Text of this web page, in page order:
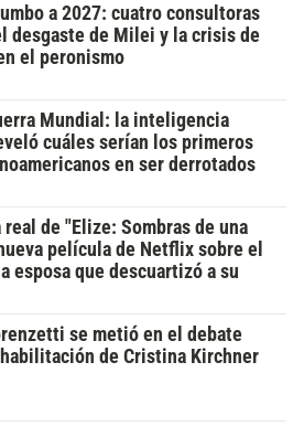
a 2027: cuatro consultoras
desgaste de Milei y la crisis de
el peronismo
Mundial: la inteligencia
cuáles serían los primeros
en ser derrotados
de "Elize: Sombras de una
película de Netflix sobre el
esposa que descuartizó a su
se metió en el debate
de Cristina Kirchner